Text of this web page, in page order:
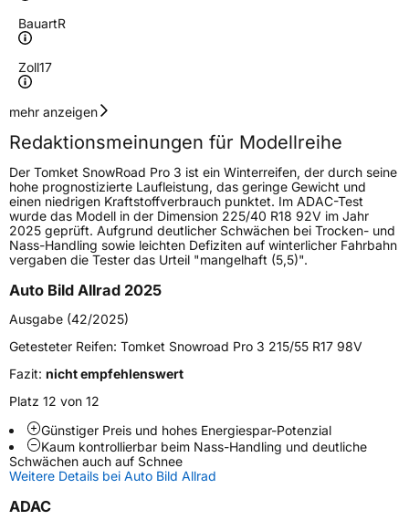
BauartR
Zoll17
Geschwindigkeitsindex
Höchstgeschwindigkeit
240 km/h
Lastindex91
Höchstlast615 kg
Generelle Merkmale
FahrzeugtypPKW
VerwendungWinterreifen
ModellnameSnowRoad Pro 3
FahrzeugartPKW & SUV
Weitere Eigenschaften
SchlauchtypTL
Zustand
mehr anzeigen
Redaktionsmeinungen für Modellreihe
Der Tomket SnowRoad Pro 3 ist ein Winterreifen, der durch seine
hohe prognostizierte Laufleistung, das geringe Gewicht und
einen niedrigen Kraftstoffverbrauch punktet. Im ADAC-Test
wurde das Modell in der Dimension 225/40 R18 92V im Jahr
2025 geprüft. Aufgrund deutlicher Schwächen bei Trocken- und
Nass-Handling sowie leichten Defiziten auf winterlicher Fahrbahn
vergaben die Tester das Urteil "mangelhaft (5,5)".
Auto Bild Allrad 2025
Ausgabe (42/2025)
Getesteter Reifen: Tomket Snowroad Pro 3 215/55 R17 98V
Fazit: nicht empfehlenswert
Platz 12 von 12
Günstiger Preis und hohes Energiespar-Potenzial
Kaum kontrollierbar beim Nass-Handling und deutliche
Schwächen auch auf Schnee
Weitere Details bei Auto Bild Allrad
ADAC